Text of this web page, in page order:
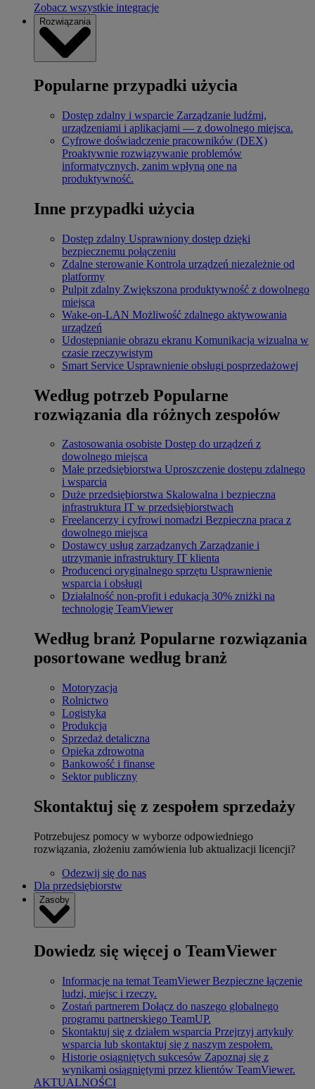
Zobacz wszystkie integracje
Rozwiązania
Popularne przypadki użycia
Dostęp zdalny i wsparcie Zarządzanie ludźmi,
urządzeniami i aplikacjami — z dowolnego miejsca.
Cyfrowe doświadczenie pracowników (DEX)
Proaktywnie rozwiązywanie problemów
informatycznych, zanim wpłyną one na
produktywność.
Inne przypadki użycia
Dostęp zdalny Usprawniony dostęp dzięki
bezpiecznemu połączeniu
Zdalne sterowanie Kontrola urządzeń niezależnie od
platformy
Pulpit zdalny Zwiększona produktywność z dowolnego
miejsca
Wake-on-LAN Możliwość zdalnego aktywowania
urządzeń
Udostępnianie obrazu ekranu Komunikacja wizualna w
czasie rzeczywistym
Smart Service Usprawnienie obsługi posprzedażowej
Według potrzeb Popularne
rozwiązania dla różnych zespołów
Zastosowania osobiste Dostęp do urządzeń z
dowolnego miejsca
Małe przedsiębiorstwa Uproszczenie dostępu zdalnego
i wsparcia
Duże przedsiębiorstwa Skalowalna i bezpieczna
infrastruktura IT w przedsiębiorstwach
Freelancerzy i cyfrowi nomadzi Bezpieczna praca z
dowolnego miejsca
Dostawcy usług zarządzanych Zarządzanie i
utrzymanie infrastruktury IT klienta
Producenci oryginalnego sprzętu Usprawnienie
wsparcia i obsługi
Działalność non-profit i edukacja 30% zniżki na
technologię TeamViewer
Według branż Popularne rozwiązania
posortowane według branż
Motoryzacja
Rolnictwo
Logistyka
Produkcja
Sprzedaż detaliczna
Opieka zdrowotna
Bankowość i finanse
Sektor publiczny
Skontaktuj się z zespołem sprzedaży
Potrzebujesz pomocy w wyborze odpowiedniego
rozwiązania, złożeniu zamówienia lub aktualizacji licencji?
Odezwij się do nas
Dla przedsiębiorstw
Zasoby
Dowiedz się więcej o TeamViewer
Informacje na temat TeamViewer Bezpieczne łączenie
ludzi, miejsc i rzeczy.
Zostań partnerem Dołącz do naszego globalnego
programu partnerskiego TeamUP.
Skontaktuj się z działem wsparcia Przejrzyj artykuły
wsparcia lub skontaktuj się z naszym zespołem.
Historie osiągniętych sukcesów Zapoznaj się z
wynikami osiągniętymi przez klientów TeamViewer.
AKTUALNOŚCI